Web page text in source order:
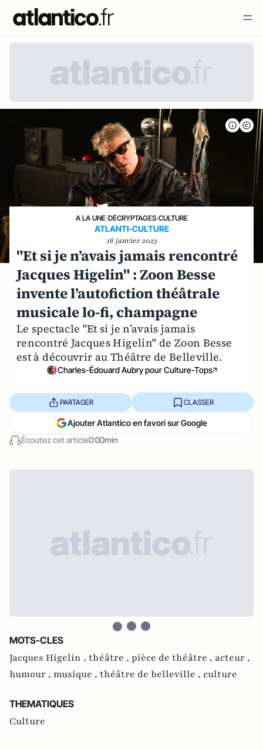
A LA UNE›DÉCRYPTAGES›CULTURE
ATLANTI-CULTURE
16 janvier 2023
"Et si je n’avais jamais rencontré
Jacques Higelin" : Zoon Besse
invente l’autofiction théâtrale
musicale lo-fi, champagne
Le spectacle "Et si je n’avais jamais
rencontré Jacques Higelin" de Zoon Besse
est à découvrir au Théâtre de Belleville.
Charles-Édouard Aubry pour Culture-Tops
Écoutez cet article0:00min
PARTAGER CLASSER
Ajouter Atlantico en favori sur Google
MOTS-CLES
Jacques Higelin , théâtre , pièce de théâtre , acteur ,
humour , musique , théâtre de belleville , culture
THEMATIQUES
Culture